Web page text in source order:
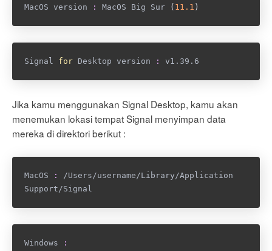
MacOS version : MacOS Big Sur ( 11.1 )
Signal for Desktop version : v1.39.6
Jika kamu menggunakan Signal Desktop, kamu akan
menemukan lokasi tempat Signal menyimpan data
mereka di direktori berikut :
MacOS :
/Users/username/Library/Application
Support/Signal
Windows
: